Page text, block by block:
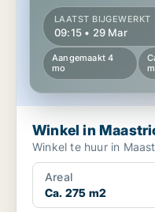
LAATST BIJGEWERKT
09:15 • 29 Mar
Aangemaakt 4
mo
Winkel in
Winkel te huur in
Areal
Ca. 275 m2